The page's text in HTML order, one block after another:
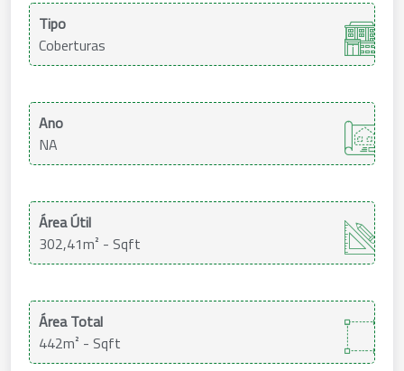
Tipo
Coberturas
Ano
NA
Área Útil
302,41m² - Sqft
Área Total
442m² - Sqft